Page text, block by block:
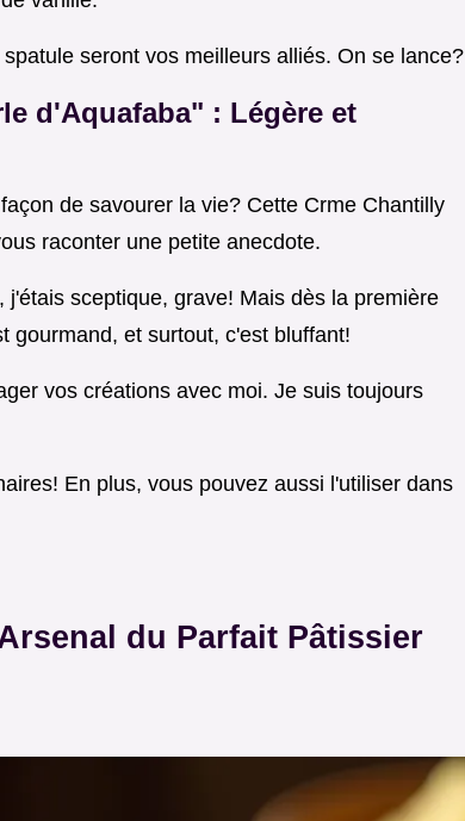
seront vos meilleurs alliés. On se lance?
d'Aquafaba" : Légère et
de savourer la vie? Cette Crme Chantilly
raconter une petite anecdote.
sceptique, grave! Mais dès la première
gourmand, et surtout, c'est bluffant!
vos créations avec moi. Je suis toujours
En plus, vous pouvez aussi l'utiliser dans
du Parfait Pâtissier